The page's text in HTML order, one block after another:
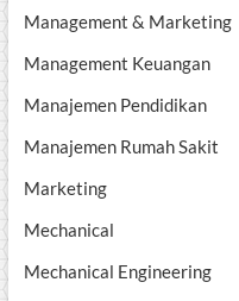
Management & Marketing
Management Keuangan
Manajemen Pendidikan
Manajemen Rumah Sakit
Marketing
Mechanical
Mechanical Engineering